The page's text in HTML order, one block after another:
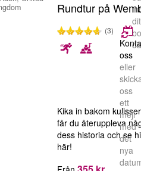
Rundtur på
(3)
oss
eller
oss
ett
mejl
med
det
nya
Kika in bakom
får du återuppleva
dess historia och se
här!